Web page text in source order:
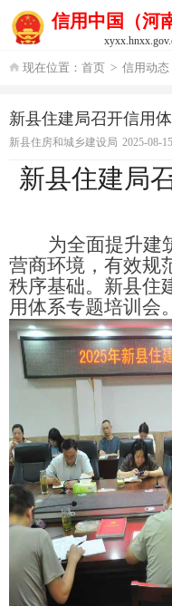
信用中国（河
现在位置： 首页 > 信用动态
新县住建局召开信用
新县住房和城乡建设局 2025-08-15
新县住建局
为全面提升建
营商环境， 有效规
秩序基础。 新县住
用体系专题培训会。